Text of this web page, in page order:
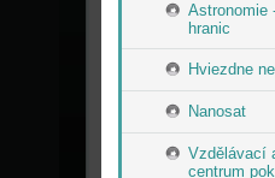
Astronomie
hranic
Hviezdne
Nanosat
Vzdělávací
centrum